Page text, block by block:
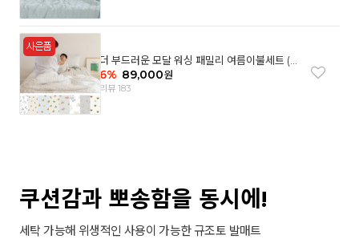
더 부드러운 모달 워싱 패밀리 여름이불세트 (8
컬러)
6% 89,000원
리뷰 183
쿠션감과 뽀송함을 동시에!
세탁 가능해 위생적인 사용이 가능한 규조토 발매트